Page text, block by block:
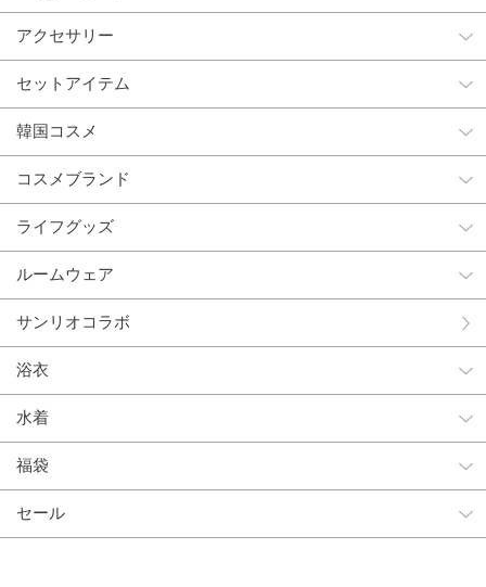
アクセサリー
セットアイテム
韓国コスメ
コスメブランド
ライフグッズ
ルームウェア
サンリオコラボ
浴衣
水着
福袋
セール